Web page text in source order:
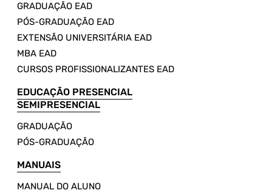
GRADUAÇÃO EAD
PÓS-GRADUAÇÃO EAD
EXTENSÃO UNIVERSITÁRIA EAD
MBA EAD
CURSOS PROFISSIONALIZANTES EAD
EDUCAÇÃO PRESENCIAL
SEMIPRESENCIAL
GRADUAÇÃO
PÓS-GRADUAÇÃO
MANUAIS
MANUAL DO ALUNO